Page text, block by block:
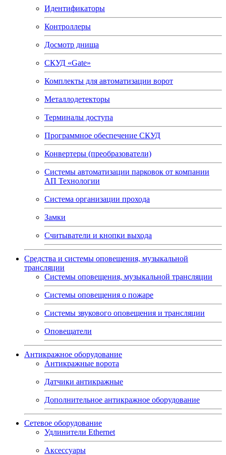
Идентификаторы
Контроллеры
Досмотр днища
СКУД «Gate»
Комплекты для автоматизации ворот
Металлодетекторы
Терминалы доступа
Программное обеспечение СКУД
Конвертеры (преобразователи)
Системы автоматизации парковок от компании
АП Технологии
Система организации прохода
Замки
Считыватели и кнопки выхода
Средства и системы оповещения, музыкальной
трансляции
Системы оповещения, музыкальной трансляции
Системы оповещения о пожаре
Системы звукового оповещения и трансляции
Оповещатели
Антикражное оборудование
Антикражные ворота
Датчики антикражные
Дополнительное антикражное оборудование
Сетевое оборудование
Удлинители Ethernet
Аксессуары